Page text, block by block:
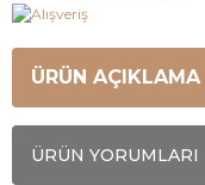
ÜRÜN AÇIKLAMA
ÜRÜN YORUMLARI